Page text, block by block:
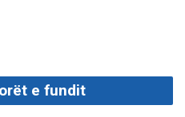
e fundit